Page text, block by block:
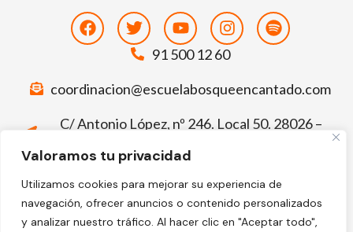
Valoramos tu privacidad
Utilizamos cookies para mejorar su experiencia de
navegación, ofrecer anuncios o contenido personalizados
y analizar nuestro tráfico. Al hacer clic en "Aceptar todo",
FacebookTwitterYoutubeInstagramSpotify
91 500 12 60
coordinacion@escuelabosqueencantado.com
C/ Antonio López, nº 246. Local 50. 28026 –
Encantado
Facebook-
Google